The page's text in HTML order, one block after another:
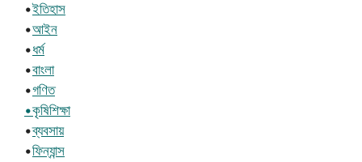
•ইতিহাস
•আইন
•ধর্ম
•বাংলা
•গণিত
•কৃষিশিক্ষা
•ব্যবসায়
•ফিন্যান্স